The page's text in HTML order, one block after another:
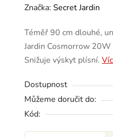
Značka: Secret Jardin
Téměř 90 cm dlouhé,
Jardin Cosmorrow
Snižuje výskyt plísní.
Dostupnost
Můžeme doručit do:
Kód: